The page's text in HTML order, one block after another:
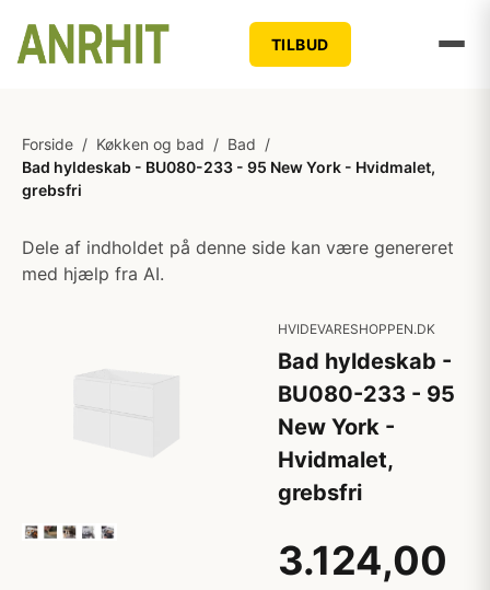
TILBUD
Forside / Køkken og bad / Bad /
Bad hyldeskab - BU080-233 - 95 New York - Hvidmalet,
grebsfri
Dele af indholdet på denne side kan være genereret
med hjælp fra AI.
HVIDEVARESHOPPEN.DK
Bad hyldeskab -
BU080-233 - 95
New York -
Hvidmalet,
grebsfri
3.124,00